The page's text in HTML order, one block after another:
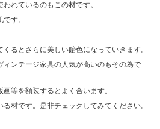
れているのもこの材です。
す。
るとさらに美しい飴色になっていきます。
ィンテージ家具の人気が高いのもその為で
等を額装するとよく合います。
材です。是非チェックしてみてください。